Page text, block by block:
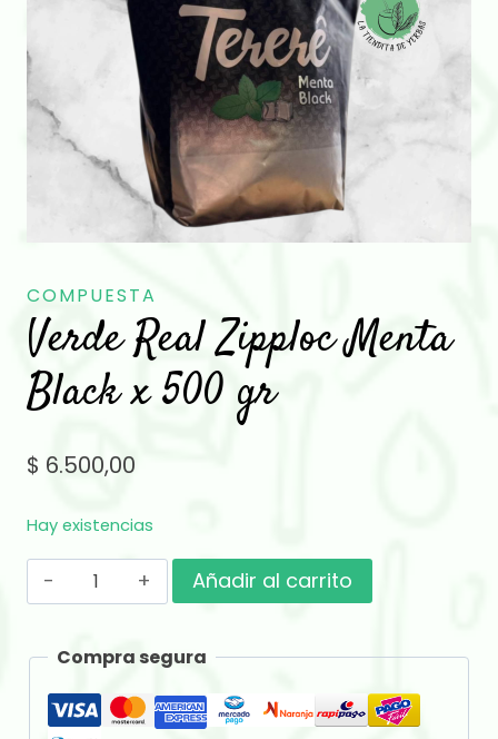
COMPUESTA
Verde Real Zipploc Menta
Black x 500 gr
$ 6.500,00
Hay existencias
Verde
Real
Zipploc
Black
Añadir al carrito
Compra segura